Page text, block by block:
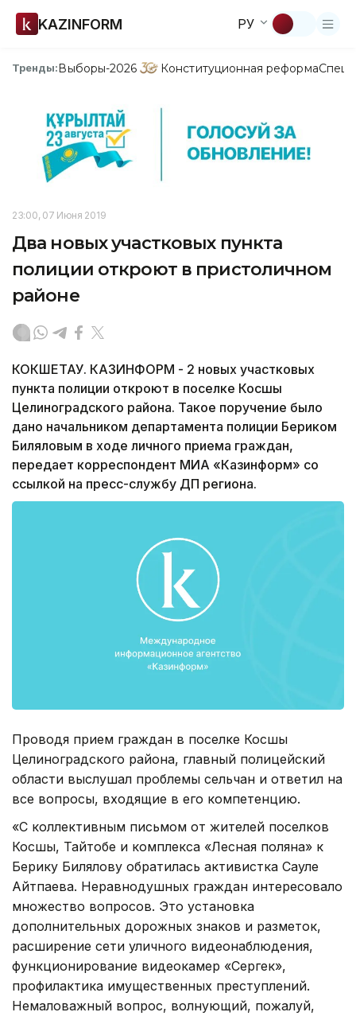
KAZINFORM РУ
Тренды:Выборы-2026 Конституционная реформа
23:00, 07 Июня 2019
Два новых участковых пункта
полиции откроют в пристоличном
районе
КОКШЕТАУ. КАЗИНФОРМ - 2 новых участковых
пункта полиции откроют в поселке Косшы
Целиноградского района. Такое поручение было
дано начальником департамента полиции Бериком
Биляловым в ходе личного приема граждан,
передает корреспондент МИА «Казинформ» со
ссылкой на пресс-службу ДП региона.
Проводя прием граждан в поселке Косшы
Целиноградского района, главный полицейский
области выслушал проблемы сельчан и ответил на
все вопросы, входящие в его компетенцию.
«С коллективным письмом от жителей поселков
Косшы, Тайтобе и комплекса «Лесная поляна» к
Берику Билялову обратилась активистка Сауле
Айтпаева. Неравнодушных граждан интересовало
множество вопросов. Это установка
дополнительных дорожных знаков и разметок,
расширение сети уличного видеонаблюдения,
функционирование видеокамер «Сергек»,
профилактика имущественных преступлений.
Немаловажный вопрос, волнующий, пожалуй,